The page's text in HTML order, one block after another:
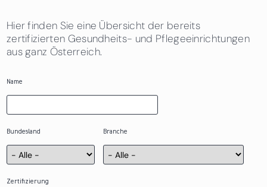
Das sind wir
News & Events
Hier finden Sie eine Übersicht der bereits
zertifizierten Gesundheits- und Pflegeeinrichtungen
aus ganz Österreich.
Name
Bundesland Branche
Zertifizierung